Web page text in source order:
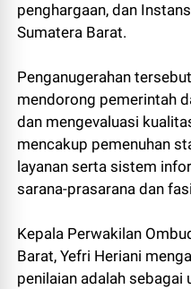
penghargaan, dan
Sumatera Barat.
Penganugerahan
mendorong pemerintah
dan mengevaluasi
mencakup pemenuhan
layanan serta sistem
sarana-prasarana dan
Kepala Perwakilan
Barat, Yefri Heriani
penilaian adalah sebagai